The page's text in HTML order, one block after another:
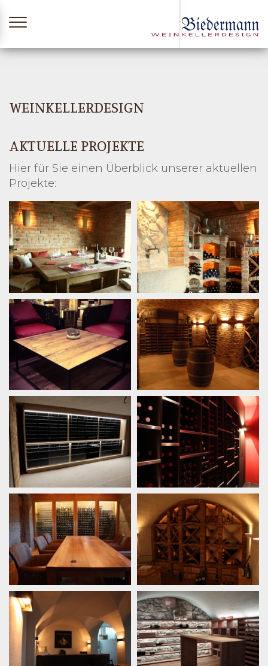
Inhalt
WEINKELLERDESIGN
AKTUELLE PROJEKTE
Hier für Sie einen Überblick unserer aktuellen
Projekte: